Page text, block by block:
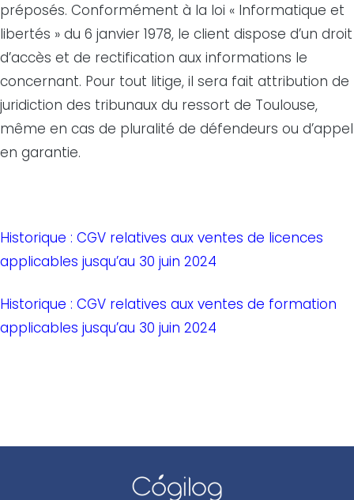
préposés. Conformément à la loi « Informatique et
libertés » du 6 janvier 1978, le client dispose d’un droit
d’accès et de rectification aux informations le
concernant. Pour tout litige, il sera fait attribution de
juridiction des tribunaux du ressort de Toulouse,
même en cas de pluralité de défendeurs ou d’appel
en garantie.
Historique : CGV relatives aux ventes de licences
applicables jusqu’au 30 juin 2024
Historique : CGV relatives aux ventes de formation
applicables jusqu’au 30 juin 2024